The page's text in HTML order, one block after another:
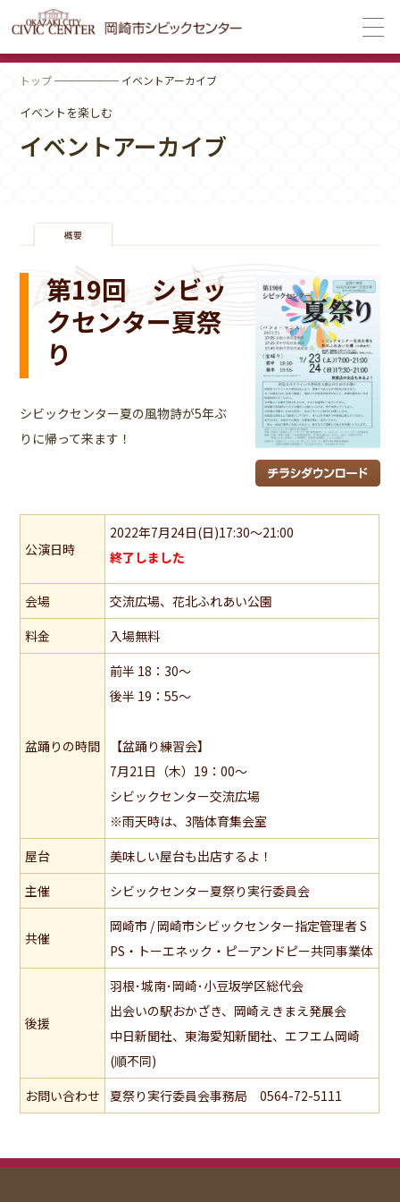
トップ────── イベントアーカイブ
イベントを楽しむ
イベントアーカイブ
第19回 シビッ
クセンター夏祭
り
シビックセンター夏の風物詩が5年ぶ
りに帰って来ます！
公演日時
2022年7月24日(日)17:30～21:00
終了しました
会場
交流広場、花北ふれあい公園
料金
入場無料
盆踊りの時間
前半 18：30～
後半 19：55～
【盆踊り練習会】
7月21日（木）19：00～
シビックセンター交流広場
※雨天時は、3階体育集会室
屋台
美味しい屋台も出店するよ！
主催
シビックセンター夏祭り実行委員会
共催
岡崎市 / 岡崎市シビックセンター指定管理者 S
PS・トーエネック・ピーアンドピー共同事業体
後援
羽根･城南･岡崎･小豆坂学区総代会
出会いの駅おかざき、岡崎えきまえ発展会
中日新聞社、東海愛知新聞社、エフエム岡崎
(順不同)
お問い合わせ
夏祭り実行委員会事務局 0564-72-5111